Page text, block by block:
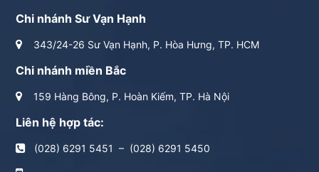
Chi nhánh Sư Vạn Hạnh
343/24-26 Sư Vạn Hạnh, P. Hòa Hưng, TP. HCM
Chi nhánh miền Bắc
159 Hàng Bông, P. Hoàn Kiếm, TP. Hà Nội
Liên hệ hợp tác:
(028) 6291 5451 – (028) 6291 5450